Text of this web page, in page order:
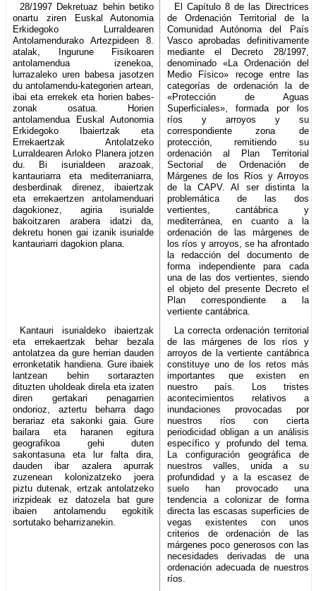
28/1997 Dekretuaz behin betiko
onartu ziren Euskal Autonomia
Erkidegoko Lurraldearen
Antolamendurako Artezpideen 8.
atalak, Ingurune Fisikoaren
antolamendua izenekoa,
lurrazaleko uren babesa jasotzen
du antolamendu-kategorien artean,
ibai eta errekek eta horien babes-
zonak osatua. Horien
antolamendua Euskal Autonomia
Erkidegoko Ibaiertzak eta
Errekaertzak Antolatzeko
Lurraldearen Arloko Planera jotzen
du. Bi isurialdeen arazoak,
kantauriarra eta mediterraniarra,
desberdinak direnez, ibaiertzak
eta errekaertzen antolamenduari
dagokionez, agiria isurialde
bakoitzaren arabera idatzi da,
dekretu honen gai izanik isurialde
kantauriarri dagokion plana.
El Capítulo 8 de las Directrices
de Ordenación Territorial de la
Comunidad Autónoma del País
Vasco aprobadas definitivamente
mediante el Decreto 28/1997,
denominado «La Ordenación del
Medio Físico» recoge entre las
categorías de ordenación la de
«Protección de Aguas
Superficiales», formada por los
ríos y arroyos y su
correspondiente zona de
protección, remitiendo su
ordenación al Plan Territorial
Sectorial de Ordenación de
Márgenes de los Ríos y Arroyos
de la CAPV. Al ser distinta la
problemática de las dos
vertientes, cantábrica y
mediterránea, en cuanto a la
ordenación de las márgenes de
los ríos y arroyos, se ha afrontado
la redacción del documento de
forma independiente para cada
una de las dos vertientes, siendo
el objeto del presente Decreto el
Plan correspondiente a la
vertiente cantábrica.
Kantauri isurialdeko ibaiertzak
eta errekaertzak behar bezala
antolatzea da gure herrian dauden
erronketatik handiena. Gure ibaiek
lantzean behin sortarazten
dituzten uholdeak direla eta izaten
diren gertakari penagarrien
ondorioz, aztertu beharra dago
berariaz eta sakonki gaia. Gure
bailara eta haranen egitura
geografikoa gehi duten
sakontasuna eta lur falta dira,
dauden ibar azalera apurrak
zuzenean kolonizatzeko joera
piztu dutenak, ertzak antolatzeko
irizpideak ez datozela bat gure
ibaien antolamendu egokitik
sortutako beharrizanekin.
La correcta ordenación territorial
de las márgenes de los ríos y
arroyos de la vertiente cantábrica
constituye uno de los retos más
importantes que existen en
nuestro país. Los tristes
acontecimientos relativos a
inundaciones provocadas por
nuestros ríos con cierta
periodicidad obligan a un análisis
específico y profundo del tema.
La configuración geográfica de
nuestros valles, unida a su
profundidad y a la escasez de
suelo han provocado una
tendencia a colonizar de forma
directa las escasas superficies de
vegas existentes con unos
criterios de ordenación de las
márgenes poco generosos con las
necesidades derivadas de una
ordenación adecuada de nuestros
ríos.